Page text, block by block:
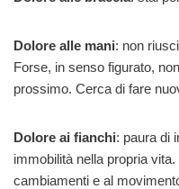
Dolore alle mani: non
Forse, in senso figurato,
prossimo. Cerca di fare
Dolore ai fianchi: paura di
immobilità nella propria
cambiamenti e al